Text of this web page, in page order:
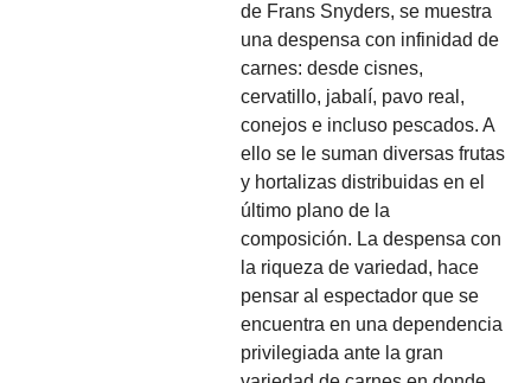
de Frans Snyders, se muestra
una despensa con infinidad de
carnes: desde cisnes,
cervatillo, jabalí, pavo real,
conejos e incluso pescados. A
ello se le suman diversas frutas
y hortalizas distribuidas en el
último plano de la
composición. La despensa con
la riqueza de variedad, hace
pensar al espectador que se
encuentra en una dependencia
privilegiada ante la gran